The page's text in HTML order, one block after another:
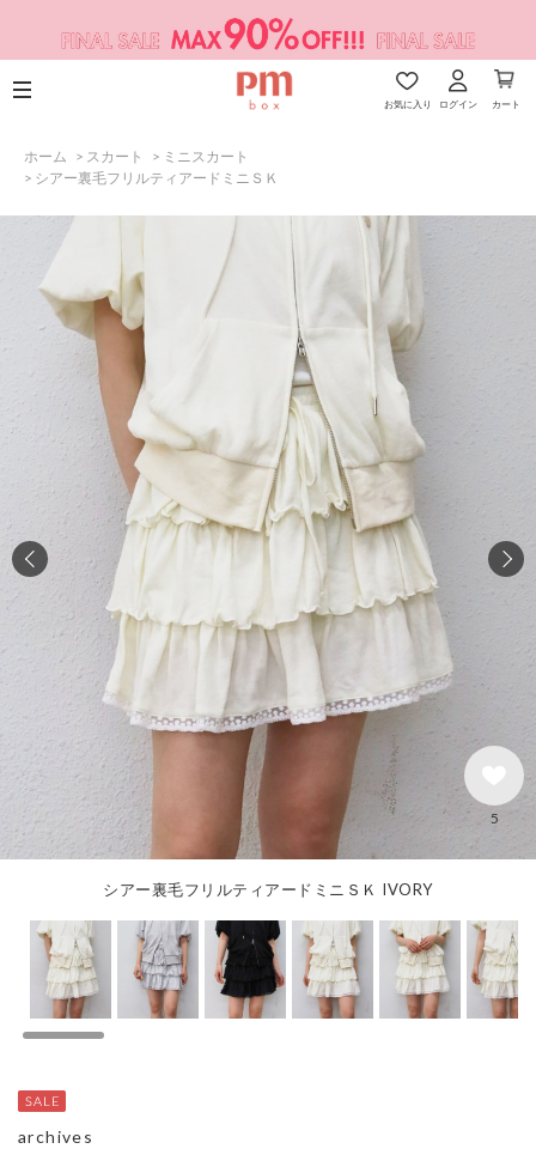
お気に入り ログイン カート
ホーム > スカート > ミニスカート
> シアー裏毛フリルティアードミニＳＫ
シアー裏毛フリルティアードミニＳＫ IVORY
5
archives